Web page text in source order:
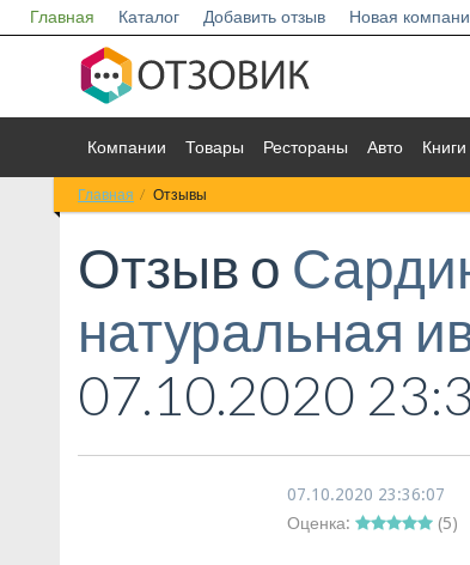
Главная Каталог Добавить отзыв Новая
Компании Товары Рестораны Авто Книги
Главная Отзывы
Отзыв о
натуральная
07.10.2020
07.10.2020 23:36:07
Оценка:
(5)